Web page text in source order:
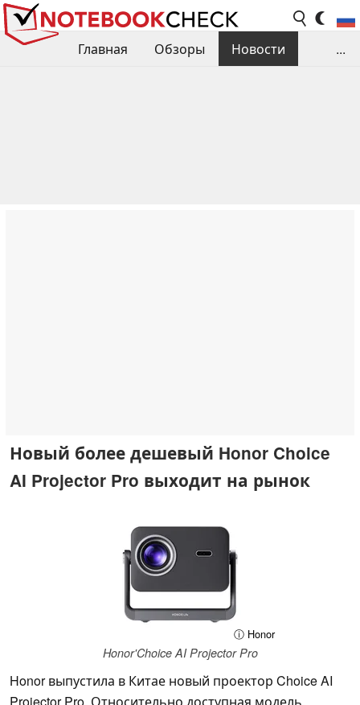
Главная Обзоры
Новости
...
Новый более дешевый Honor Choice
AI Projector Pro выходит на рынок
ⓘ Honor
Honor'Choice AI Projector Pro
Honor выпустила в Китае новый проектор Choice AI